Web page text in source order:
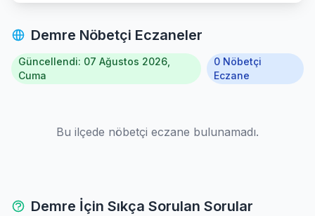
Demre Nöbetçi Eczaneler
Güncellendi: 07 Ağustos 2026,
Cuma
0 Nöbetçi
Eczane
Bu ilçede nöbetçi eczane bulunamadı.
Demre İçin Sıkça Sorulan Sorular